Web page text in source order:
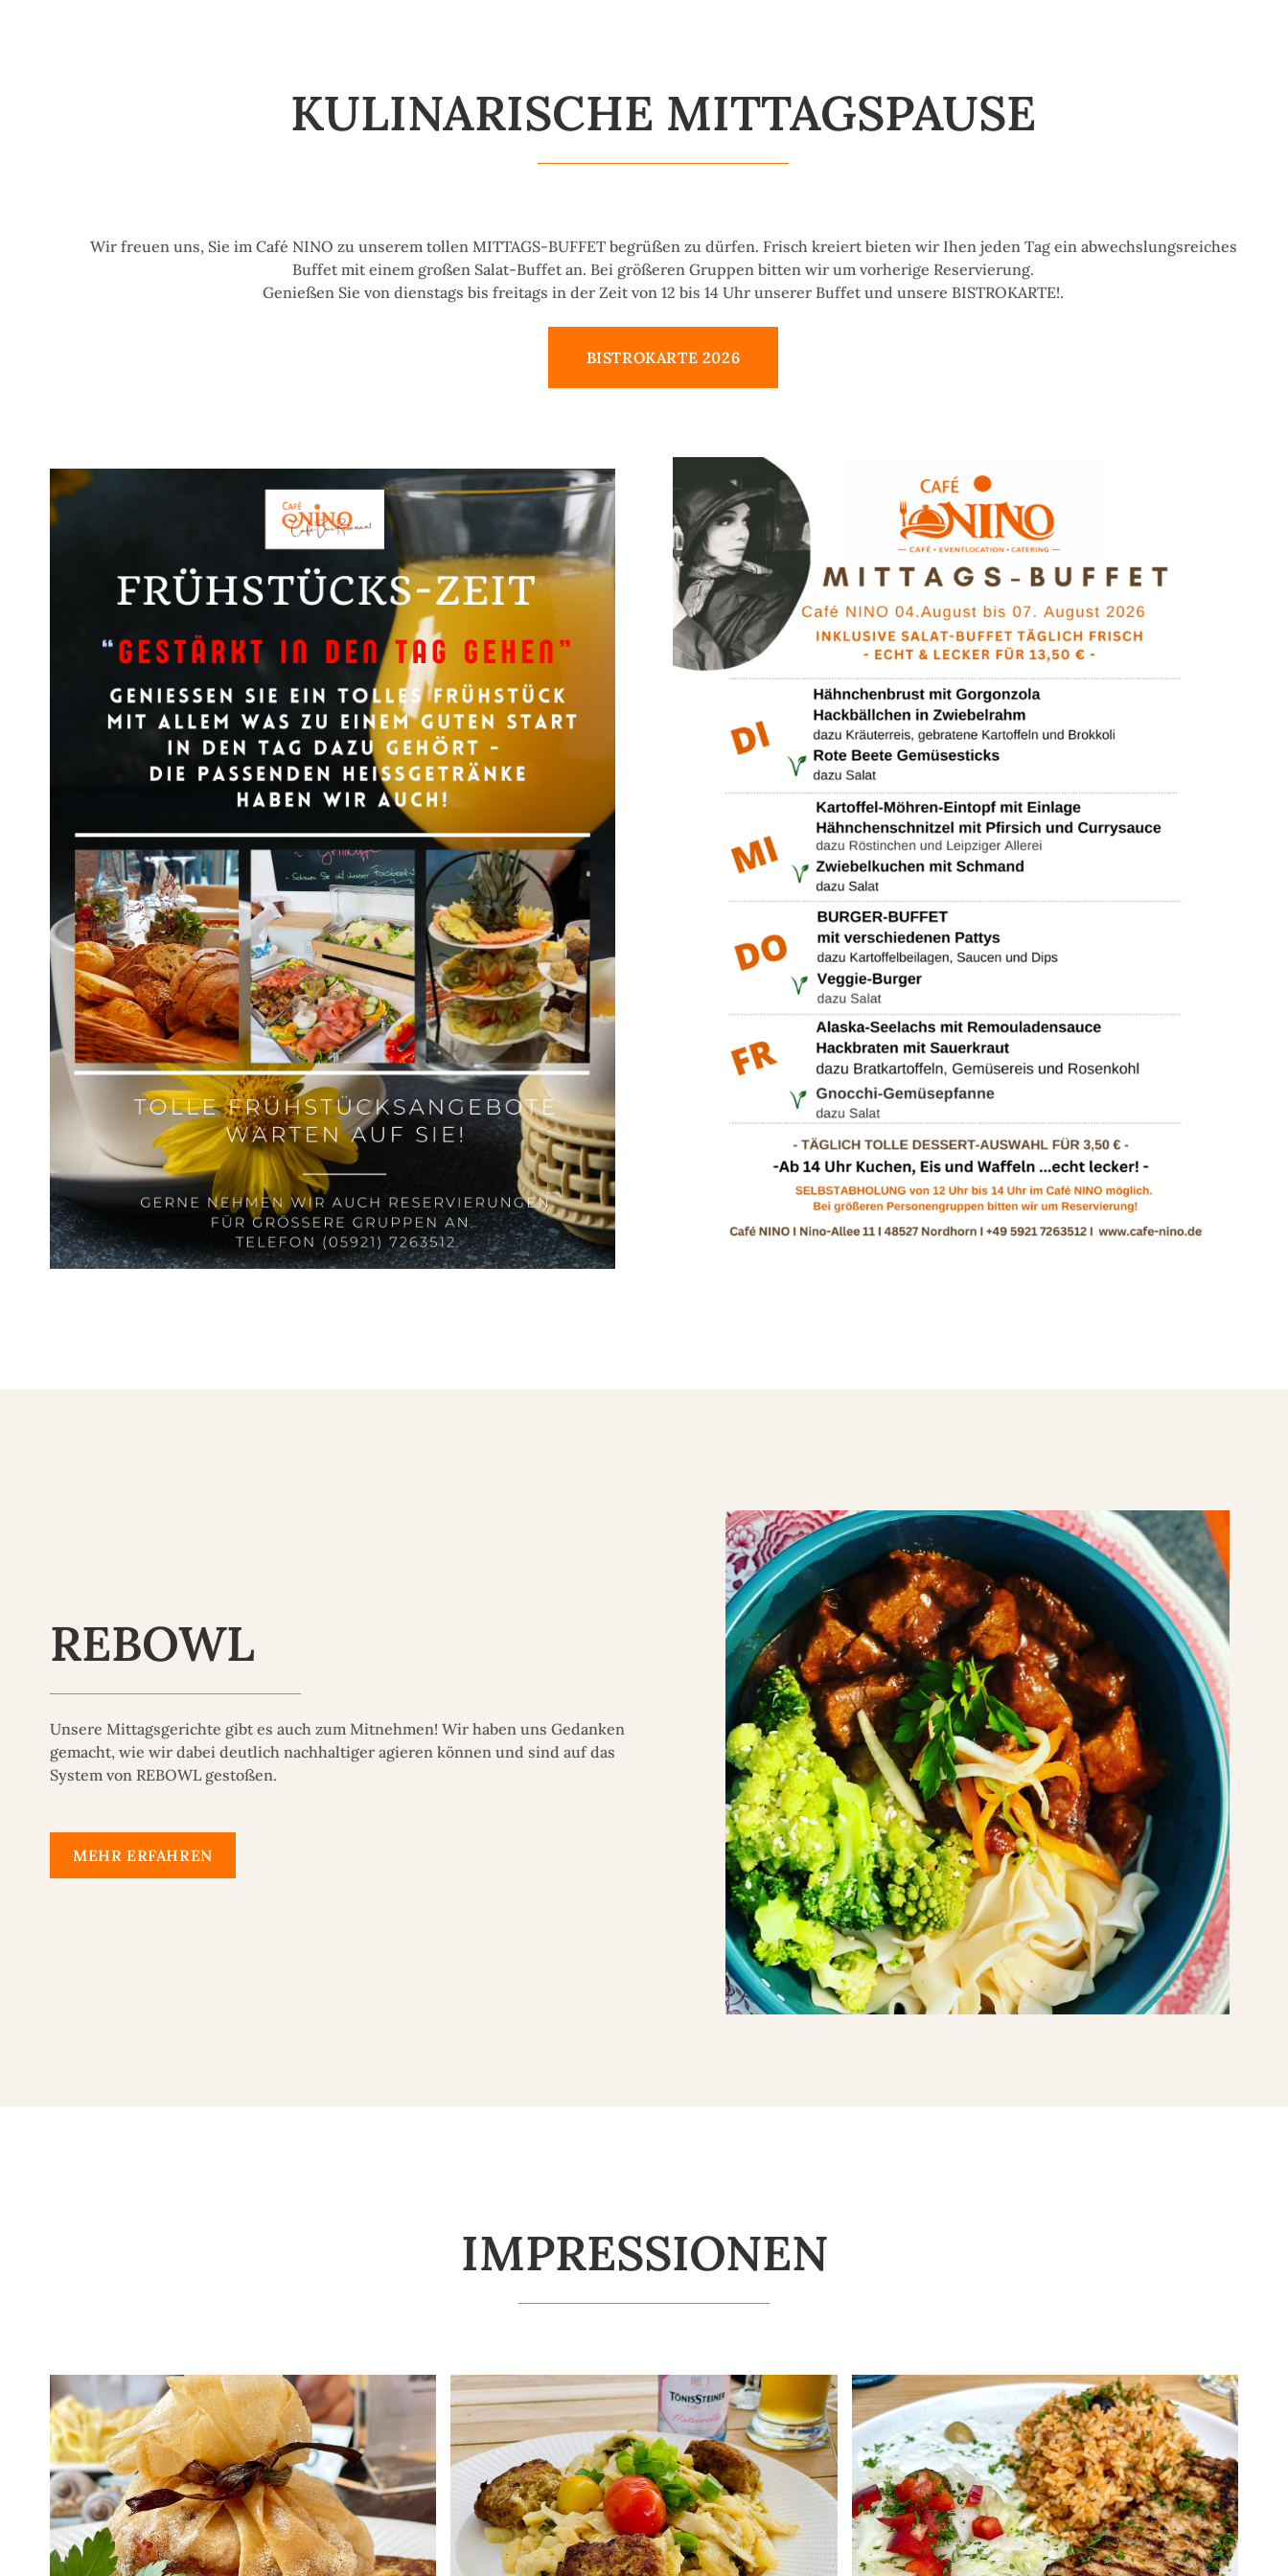
KULINARISCHE MITTAGSPAUSE
Wir freuen uns, Sie im Café NINO zu unserem tollen MITTAGS-BUFFET begrüßen zu dürfen. Frisch kreiert bieten wir Ihen jeden Tag ein abwechslungsreiches
Buffet mit einem großen Salat-Buffet an. Bei größeren Gruppen bitten wir um vorherige Reservierung.
Genießen Sie von dienstags bis freitags in der Zeit von 12 bis 14 Uhr unserer Buffet und unsere BISTROKARTE!.
BISTROKARTE 2026
REBOWL
Unsere Mittagsgerichte gibt es auch zum Mitnehmen! Wir haben uns Gedanken
gemacht, wie wir dabei deutlich nachhaltiger agieren können und sind auf das
System von REBOWL gestoßen.
MEHR ERFAHREN
IMPRESSIONEN